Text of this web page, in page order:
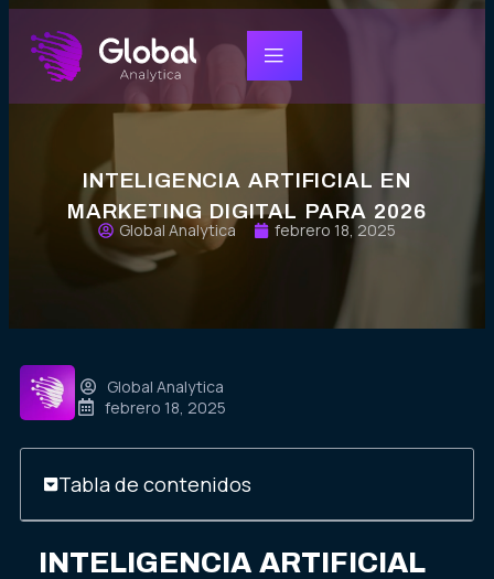
INTELIGENCIA ARTIFICIAL EN
MARKETING DIGITAL PARA 2026
Global Analytica febrero 18, 2025
Global Analytica
febrero 18, 2025
Tabla de contenidos
INTELIGENCIA ARTIFICIAL